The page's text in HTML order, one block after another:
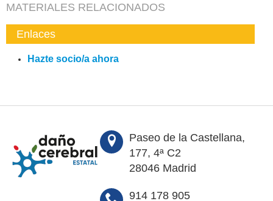
MATERIALES RELACIONADOS
Enlaces
Hazte socio/a ahora
Paseo de la Castellana,
177, 4ª C2
28046 Madrid
914 178 905